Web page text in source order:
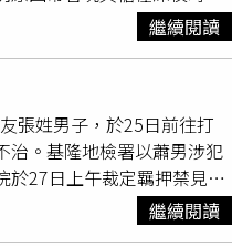
此碎裂，張嫌當下竟直接裝
，看到車子好端端的停在停
不慎「
繼續閱讀
張姓男子，於25日前往打
治。基隆地檢署以蕭男涉犯
於27日上午裁定羈押禁見。
男報案後聲稱，張男疑似遭
，導致走火誤傷。不過檢警
繼續閱讀